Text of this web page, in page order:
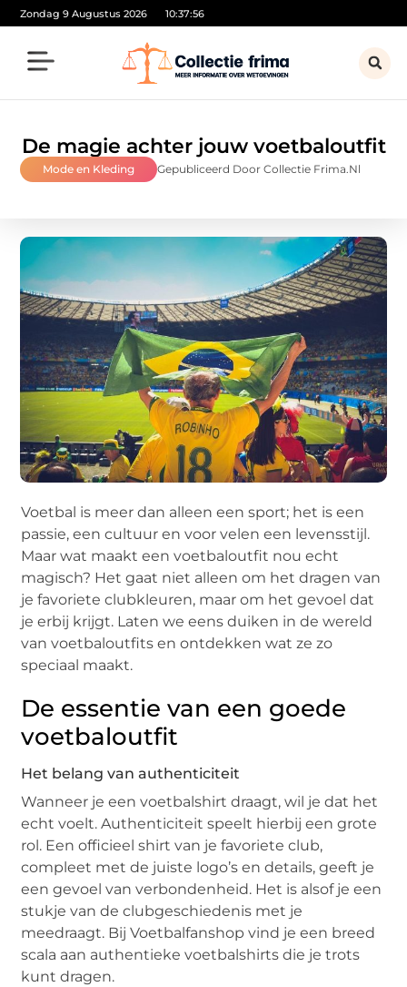
Zondag 9 Augustus 2026 10:37:57
De magie achter jouw voetbaloutfit
Mode en Kleding Gepubliceerd Door Collectie Frima.nl
Voetbal is meer dan alleen een sport; het is een
passie, een cultuur en voor velen een levensstijl.
Maar wat maakt een voetbaloutfit nou echt
magisch? Het gaat niet alleen om het dragen van
je favoriete clubkleuren, maar om het gevoel dat
je erbij krijgt. Laten we eens duiken in de wereld
van voetbaloutfits en ontdekken wat ze zo
speciaal maakt.
De essentie van een goede
voetbaloutfit
Het belang van authenticiteit
Wanneer je een voetbalshirt draagt, wil je dat het
echt voelt. Authenticiteit speelt hierbij een grote
rol. Een officieel shirt van je favoriete club,
compleet met de juiste logo’s en details, geeft je
een gevoel van verbondenheid. Het is alsof je een
stukje van de clubgeschiedenis met je
meedraagt. Bij Voetbalfanshop vind je een breed
scala aan authentieke voetbalshirts die je trots
kunt dragen.